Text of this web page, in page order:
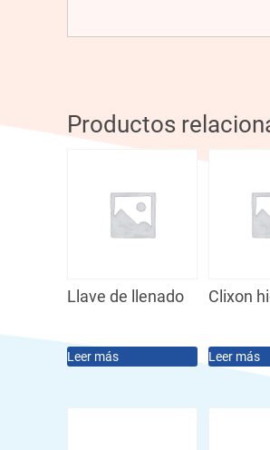
Productos
Llave de llenado
Leer más
Clixon
Leer más